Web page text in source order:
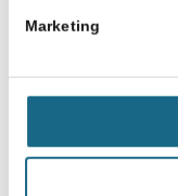
Marketing